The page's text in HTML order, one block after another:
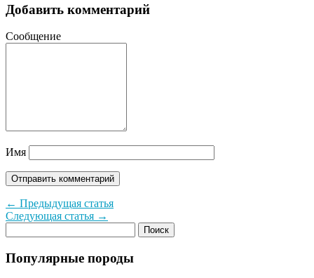
Добавить комментарий
Сообщение
Имя
← Предыдущая статья
Следующая статья →
Популярные породы